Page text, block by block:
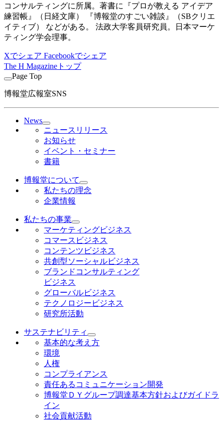
コンサルティングに所属。著書に『プロが教える アイデア
練習帳』（日経文庫） 『博報堂のすごい雑談』（SBクリエ
イティブ） などがある。 法政大学客員研究員。日本マーケ
ティング学会理事。
Xでシェア Facebookでシェア
The H Magazineトップ
Page Top
博報堂広報室SNS
News
ニュースリリース
お知らせ
イベント・セミナー
書籍
博報堂について
私たちの理念
企業情報
私たちの事業
マーケティングビジネス
コマースビジネス
コンテンツビジネス
共創型ソーシャルビジネス
ブランドコンサルティング
ビジネス
グローバルビジネス
テクノロジービジネス
研究所活動
サステナビリティ
基本的な考え方
環境
人権
コンプライアンス
責任あるコミュニケーション開発
博報堂ＤＹグループ調達基本方針およびガイドラ
イン
社会貢献活動